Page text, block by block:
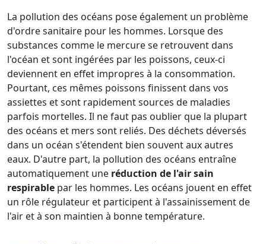
La pollution des océans pose également un problème
d'ordre sanitaire pour les hommes. Lorsque des
substances comme le mercure se retrouvent dans
l'océan et sont ingérées par les poissons, ceux-ci
deviennent en effet impropres à la consommation.
Pourtant, ces mêmes poissons finissent dans vos
assiettes et sont rapidement sources de maladies
parfois mortelles. Il ne faut pas oublier que la plupart
des océans et mers sont reliés. Des déchets déversés
dans un océan s'étendent bien souvent aux autres
eaux. D'autre part, la pollution des océans entraîne
automatiquement une réduction de l'air sain
respirable par les hommes. Les océans jouent en effet
un rôle régulateur et participent à l'assainissement de
l'air et à son maintien à bonne température.